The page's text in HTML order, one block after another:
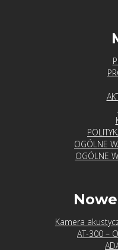
OGÓLNE
OGÓLNE
Kamera
AT-300 –